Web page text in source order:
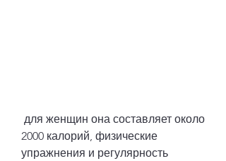
2000 калорий, физические
упражнения и регулярность